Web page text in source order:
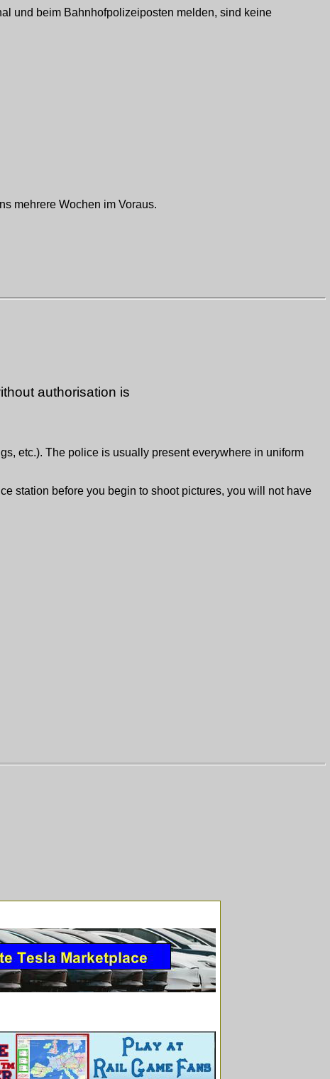
und beim Bahnhofpolizeiposten melden, sind keine
mehrere Wochen im Voraus.
authorisation is
, etc.). The police is usually present everywhere in uniform
station before you begin to shoot pictures, you will not have